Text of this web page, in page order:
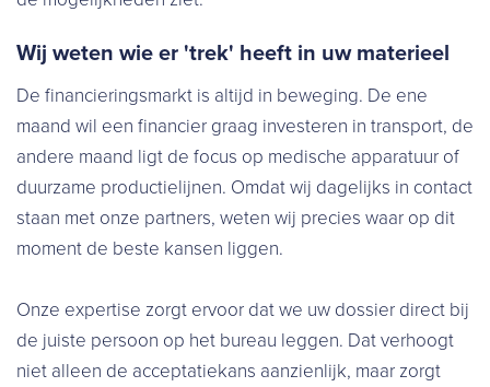
Wij weten wie er 'trek' heeft in uw materieel
De financieringsmarkt is altijd in beweging. De ene
maand wil een financier graag investeren in transport, de
andere maand ligt de focus op medische apparatuur of
duurzame productielijnen. Omdat wij dagelijks in contact
staan met onze partners, weten wij precies waar op dit
moment de beste kansen liggen.
Onze expertise zorgt ervoor dat we uw dossier direct bij
de juiste persoon op het bureau leggen. Dat verhoogt
niet alleen de acceptatiekans aanzienlijk, maar zorgt